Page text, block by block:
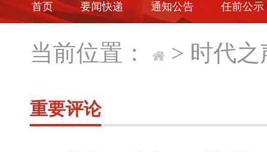
首页 要闻快递 通知公告 任前公示
当前位置： > 时代之
重要评论